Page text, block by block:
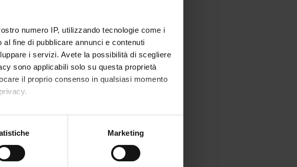
numero IP, utilizzando tecnologie come i
fine di pubblicare annunci e contenuti
i servizi. Avete la possibilità di scegliere
sono applicabili solo su questa proprietà
il proprio consenso in qualsiasi momento
di qualche metro,Marketing